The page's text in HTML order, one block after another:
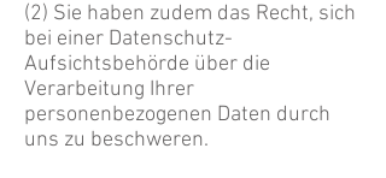
(2) Sie haben zudem das Recht, sich
bei einer Datenschutz-
Aufsichtsbehörde über die
Verarbeitung Ihrer
personenbezogenen Daten durch
uns zu beschweren.